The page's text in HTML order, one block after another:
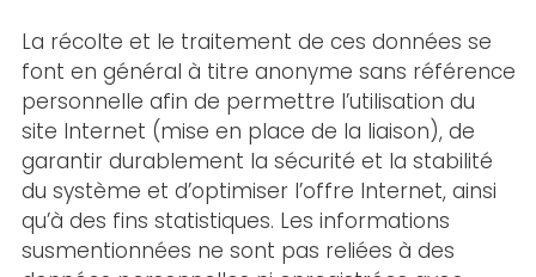
La récolte et le traitement de ces données se
font en général à titre anonyme sans référence
personnelle afin de permettre l’utilisation du
site Internet (mise en place de la liaison), de
garantir durablement la sécurité et la stabilité
du système et d’optimiser l’offre Internet, ainsi
qu’à des fins statistiques. Les informations
susmentionnées ne sont pas reliées à des